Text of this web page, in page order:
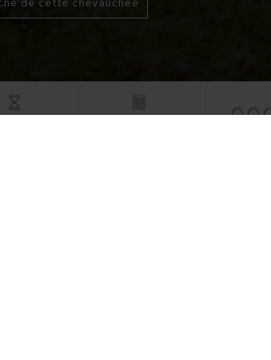
de cette chevauchée